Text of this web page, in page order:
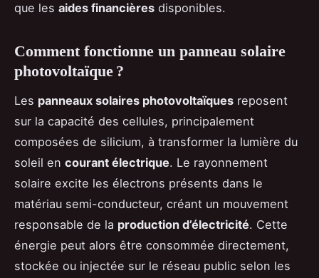
que les aides financières disponibles.
Comment fonctionne un panneau solaire
photovoltaïque ?
Les panneaux solaires photovoltaïques reposent
sur la capacité des cellules, principalement
composées de silicium, à transformer la lumière du
soleil en courant électrique. Le rayonnement
solaire excite les électrons présents dans le
matériau semi-conducteur, créant un mouvement
responsable de la production d’électricité. Cette
énergie peut alors être consommée directement,
stockée ou injectée sur le réseau public selon les